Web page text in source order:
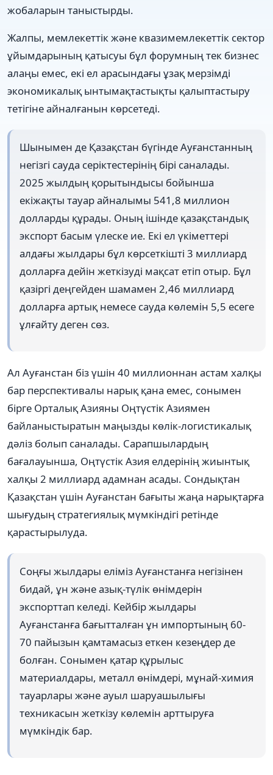
жобаларын таныстырды.
Жалпы, мемлекеттік және квазимемлекеттік сектор
ұйымдарының қатысуы бұл форумның тек бизнес
алаңы емес, екі ел арасындағы ұзақ мерзімді
экономикалық ынтымақтастықты қалыптастыру
тетігіне айналғанын көрсетеді.
Шынымен де Қазақстан бүгінде Ауғанстанның
негізгі сауда серіктестерінің бірі саналады.
2025 жылдың қорытындысы бойынша
екіжақты тауар айналымы 541,8 миллион
долларды құрады. Оның ішінде қазақстандық
экспорт басым үлеске ие. Екі ел үкіметтері
алдағы жылдары бұл көрсеткішті 3 миллиард
долларға дейін жеткізуді мақсат етіп отыр. Бұл
қазіргі деңгейден шамамен 2,46 миллиард
долларға артық немесе сауда көлемін 5,5 есеге
ұлғайту деген сөз.
Ал Ауғанстан біз үшін 40 миллионнан астам халқы
бар перспективалы нарық қана емес, сонымен
бірге Орталық Азияны Оңтүстік Азиямен
байланыстыратын маңызды көлік-логистикалық
дәліз болып саналады. Сарапшылардың
бағалауынша, Оңтүстік Азия елдерінің жиынтық
халқы 2 миллиард адамнан асады. Сондықтан
Қазақстан үшін Ауғанстан бағыты жаңа нарықтарға
шығудың стратегиялық мүмкіндігі ретінде
қарастырылуда.
Соңғы жылдары еліміз Ауғанстанға негізінен
бидай, ұн және азық-түлік өнімдерін
экспорттап келеді. Кейбір жылдары
Ауғанстанға бағытталған ұн импортының 60-
70 пайызын қамтамасыз еткен кезеңдер де
болған. Сонымен қатар құрылыс
материалдары, металл өнімдері, мұнай-химия
тауарлары және ауыл шаруашылығы
техникасын жеткізу көлемін арттыруға
мүмкіндік бар.